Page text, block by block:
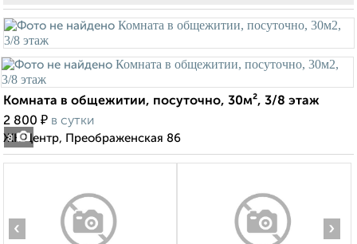
8
Комната в общежитии, посуточно, 30м², 3/8 этаж
2 800 ₽ в сутки
ЖК Центр, Преображенская 86
‹ ›